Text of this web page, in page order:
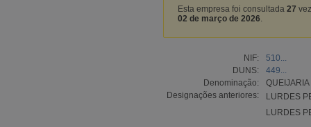
Esta empresa foi consultada 27
02 de março de 2026
NIF:
510...
DUNS:
449...
Denominação:
Designações anteriores:
LURDES
LURDES